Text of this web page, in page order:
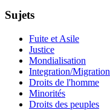
Sujets
Fuite et Asile
Justice
Mondialisation
Integration/Migration
Droits de l'homme
Minorités
Droits des peuples